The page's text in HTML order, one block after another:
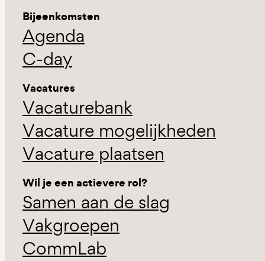
Bijeenkomsten
Agenda
C-day
Vacatures
Vacaturebank
Vacature mogelijkheden
Vacature plaatsen
Wil je een actievere rol?
Samen aan de slag
Vakgroepen
CommLab